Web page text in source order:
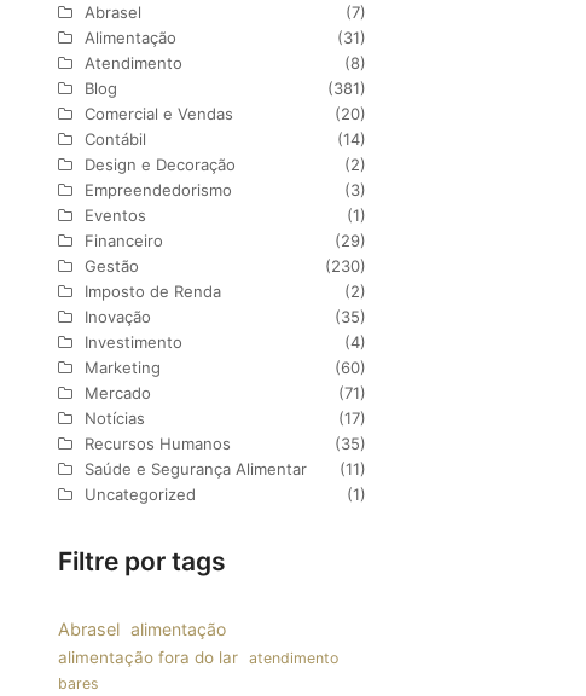
Abrasel
(7)
Alimentação
(31)
Atendimento
(8)
Blog
(381)
Comercial e Vendas
(20)
Contábil
(14)
Design e Decoração
(2)
Empreendedorismo
(3)
Eventos
(1)
Financeiro
(29)
Gestão
(230)
Imposto de Renda
(2)
Inovação
(35)
Investimento
(4)
Marketing
(60)
Mercado
(71)
Notícias
(17)
Recursos Humanos
(35)
Saúde e Segurança Alimentar
(11)
Uncategorized
(1)
Filtre por tags
Abrasel alimentação
alimentação fora do lar
atendimento
bares